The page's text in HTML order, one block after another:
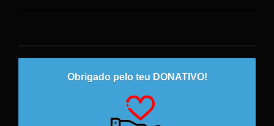
Obrigado pelo teu DONATIVO!